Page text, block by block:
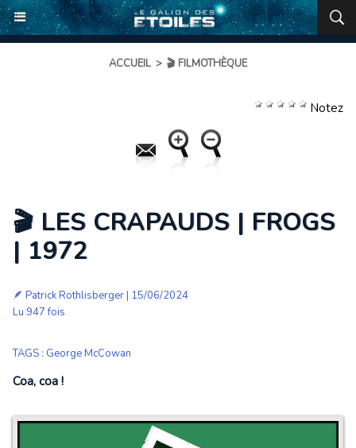
ACCUEIL > 🎬 FILMOTHÈQUE
Notez
🎬 LES CRAPAUDS | FROGS
| 1972
🪶 Patrick Rothlisberger| 15/06/2024
Lu 947 fois
TAGS : George McCowan
Coa, coa !